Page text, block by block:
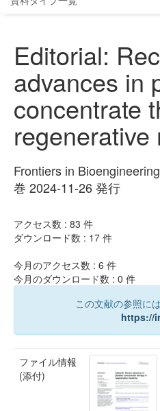
Editorial:
advances in
concentrate
regenerative
Frontiers in
巻 2024-11-26 発行
アクセス数 : 83 件
ダウンロード数 : 17 件
今月のアクセス数 : 6 件
今月のダウンロード数 : 0 件
この文献の参照に
https://
ファイル情報
(添付)